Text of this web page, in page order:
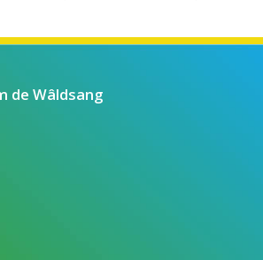
de Wâldsang